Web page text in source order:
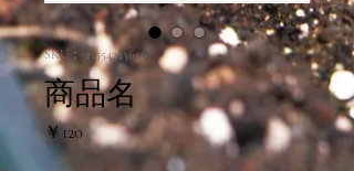
SKU： 21554345656
商品名
￥120 価
格